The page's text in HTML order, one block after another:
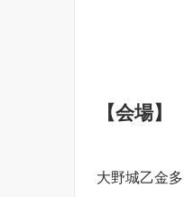
【会場】
大野城乙金